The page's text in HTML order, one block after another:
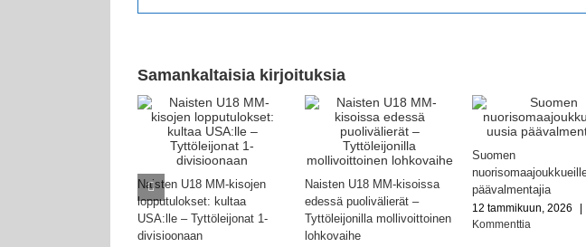
Samankaltaisia kirjoituksia
Naisten U18 MM-kisojen
lopputulokset: kultaa
USA:lle – Tyttöleijonat 1-
divisioonaan
Naisten U18 MM-kisoissa
edessä puolivälierät –
Tyttöleijonilla mollivoittoinen
lohkovaihe
Suomen
päävalmentajia
12 tammikuun, 2026
Kommenttia